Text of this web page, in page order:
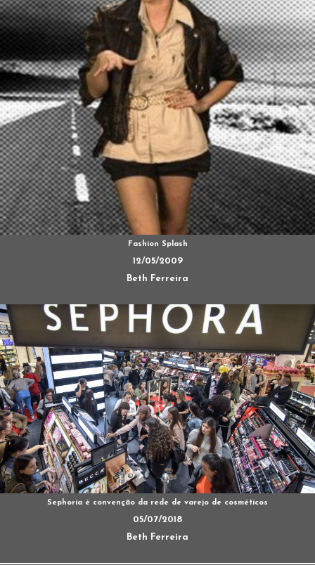
Fashion Splash
12/05/2009
Beth Ferreira
Sephoria é convenção da rede de varejo de cosméticos
05/07/2018
Beth Ferreira